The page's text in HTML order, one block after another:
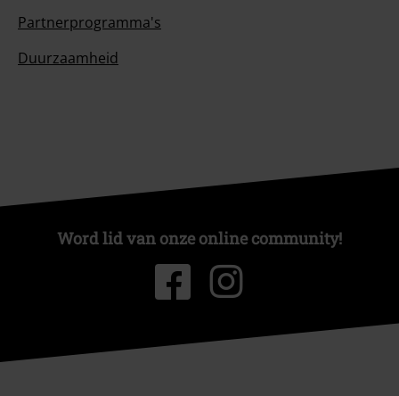
Partnerprogramma's
Duurzaamheid
Word lid van onze online community!